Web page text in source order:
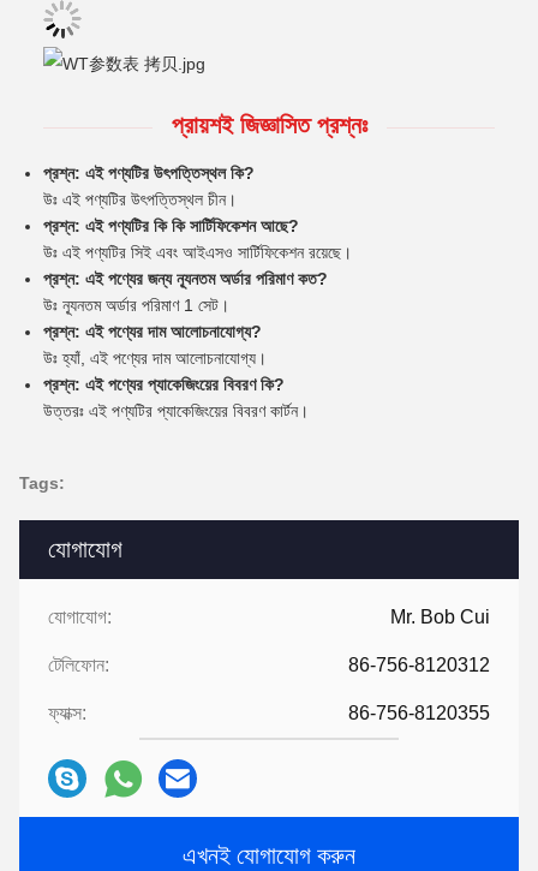
যোগাযোগ
যোগাযোগ: Mr. Bob Cui
টেলিফোন: 86-756-8120312
ফ্যাক্স: 86-756-8120355
এখনই যোগাযোগ করুন
প্রায়শই জিজ্ঞাসিত প্রশ্নঃ
প্রশ্ন: এই পণ্যটির উৎপত্তিস্থল কি?
উঃ এই পণ্যটির উৎপত্তিস্থল চীন।
প্রশ্ন: এই পণ্যটির কি কি সার্টিফিকেশন আছে?
উঃ এই পণ্যটির সিই এবং আইএসও সার্টিফিকেশন রয়েছে।
প্রশ্ন: এই পণ্যের জন্য ন্যূনতম অর্ডার পরিমাণ কত?
উঃ ন্যূনতম অর্ডার পরিমাণ 1 সেট।
প্রশ্ন: এই পণ্যের দাম আলোচনাযোগ্য?
উঃ হ্যাঁ, এই পণ্যের দাম আলোচনাযোগ্য।
প্রশ্ন: এই পণ্যের প্যাকেজিংয়ের বিবরণ কি?
উত্তরঃ এই পণ্যটির প্যাকেজিংয়ের বিবরণ কার্টন।
Tags: